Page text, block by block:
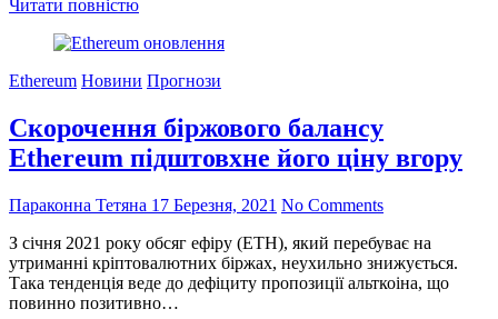
Поділитися
Читати повністюЗакон
податкові
для
в
Кентуккі
Ethereum Новини Прогнози
Скорочення біржового балансу
Ethereum підштовхне його ціну вгору
Параконна Тетяна 17 Березня, 2021 No Comments
З січня 2021 року обсяг ефіру (ETH), який перебуває на
утриманні кріптовалютних біржах, неухильно знижується.
Така тенденція веде до дефіциту пропозиції альткоіна, що
повинно позитивно…